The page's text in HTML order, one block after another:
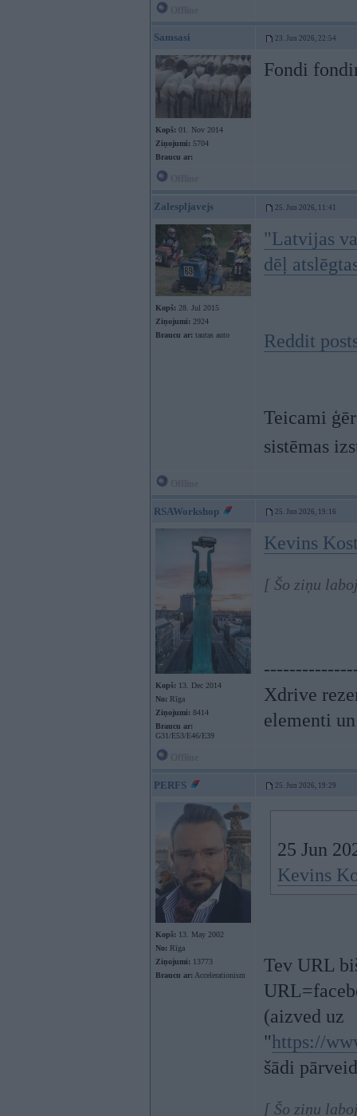
Samsasi 23. Jun 2026, 22:54
Kopš: 01. Nov 2014
Ziņojumi: 5704
Braucu ar:
Fondi
Zalespljavejs 25. Jun 2026, 11:41
Kopš: 28. Jul 2015
Ziņojumi: 2924
Braucu ar: tautas auto
"Latvijas
dēļ
Reddit
Teicami
sistēmas
RSAWorkshop 25. Jun 2026, 19:16
Kopš: 13. Dec 2014
No: Rīga
Ziņojumi: 8414
Braucu ar:
G31/E53/E46/E39
Kevins
[ Šo ziņu
Xdrive
elementi
PERFS 25. Jun 2026, 19:29
Kopš: 13. May 2002
No: Rīga
Ziņojumi: 13773
Braucu ar: Accelerationism
25 Jun
Kevins
Tev URL
(aizved uz
"https://
šādi
[ Šo ziņu